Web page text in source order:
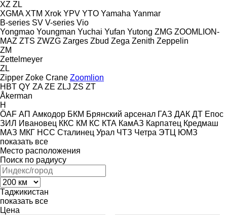
XZ ZL
XGMA XTM Xrok YPV YTO Yamaha Yanmar
B-series SV V-series Vio
Yongmao Youngman Yuchai Yufan Yutong ZMG ZOOMLION-
MAZ ZTS ZWZG Zarges Zbud Zega Zenith Zeppelin
ZM
Zettelmeyer
ZL
Zipper Zoke Crane Zoomlion
HBT QY ZA ZE ZLJ ZS ZT
Åkerman
H
ÖAF АП Амкодор БКМ Брянский арсенал ГАЗ ДАК ДТ Епос
ЗИЛ Ивановец ККС КМ КС КТА КамАЗ Карпатец Кредмаш
МАЗ МКГ НСС Сталинец Урал ЧТЗ Четра ЭТЦ ЮМЗ
показать все
Место расположения
Поиск по радиусу
Таджикистан
показать все
Цена